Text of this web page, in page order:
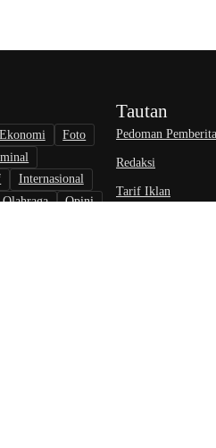
Ekonomi
Foto
Internasional
Olahraga
Opini
Tautan
Pedoman
Redaksi
Tarif Iklan